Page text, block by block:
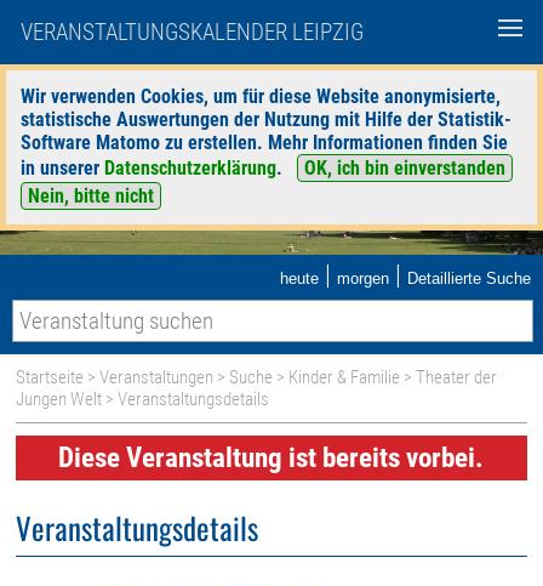
VERANSTALTUNGSKALENDER LEIPZIG
Wir verwenden Cookies, um für diese Website anonymisierte,
statistische Auswertungen der Nutzung mit Hilfe der Statistik-
Software Matomo zu erstellen. Mehr Informationen finden Sie
in unserer Datenschutzerklärung.
OK, ich bin einverstanden
Nein, bitte nicht
heute | morgen | Detaillierte Suche
Startseite >Veranstaltungen > Suche > Kinder & Familie >Theater der
Jungen Welt > Veranstaltungsdetails
Diese Veranstaltung ist bereits vorbei.
Veranstaltungsdetails